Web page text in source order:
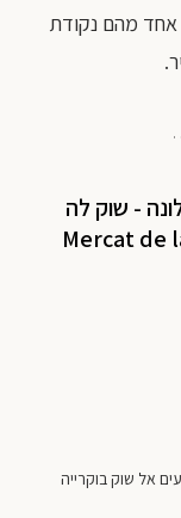
אחד מהם נקודת
- שוק לה
Mercat de
אל שוק בוקרייה